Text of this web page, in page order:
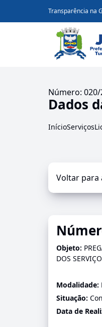
Transparência na
Número:
Dados
InícioServiços
Voltar para
Objeto:
DOS
Modalidade:
Situação:
Data de